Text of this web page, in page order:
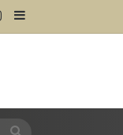
InstagramBarra Lateral